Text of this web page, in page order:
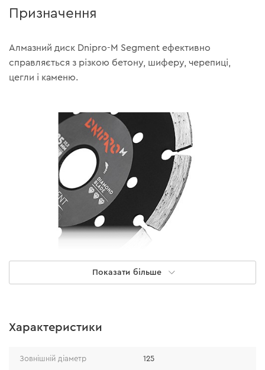
Призначення
Алмазний диск Dnipro-M Segment ефективно
справляється з різкою бетону, шиферу, черепиці,
цегли і каменю.
Швидкий різ
Особливістю його будови є сегментні вирізи, завдяки
яким швидкість різу збільшується. При роботі не
Показати більше
Характеристики
Зовнішній діаметр 125